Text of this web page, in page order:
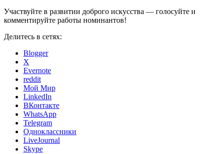
Участвуйте в развитии доброго искусства — голосуйте и
комментируйте работы номинантов!
Делитесь в сетях:
Blogger
X
Evernote
reddit
Мой Мир
LinkedIn
ВКонтакте
WhatsApp
Telegram
Одноклассники
LiveJournal
Skype